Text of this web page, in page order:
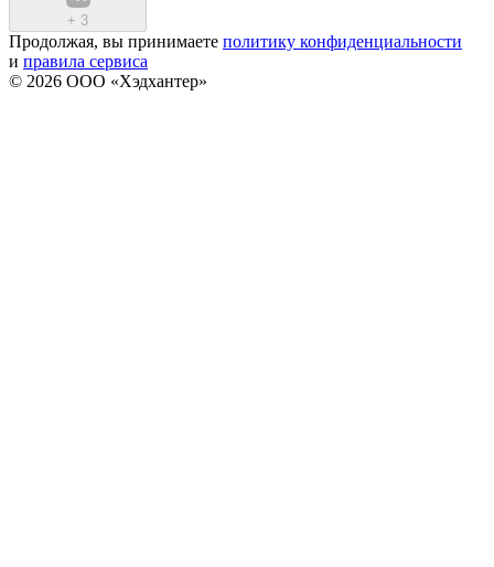
+ 3
Продолжая, вы принимаете политику конфиденциальности
и правила сервиса
© 2026 ООО «Хэдхантер»